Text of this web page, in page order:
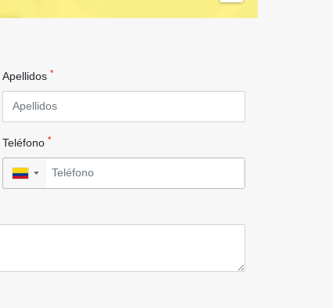
Apellidos *
Teléfono *
▼